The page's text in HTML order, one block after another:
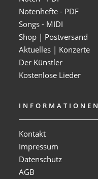
Notenhefte - PDF
Songs - MIDI
Shop | Postversand
Aktuelles | Konzerte
Der Künstler
Kostenlose Lieder
INFORMATIONEN
Kontakt
Impressum
Datenschutz
AGB